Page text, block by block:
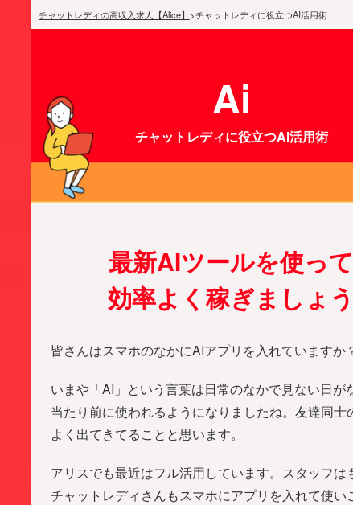
チャットレディの高収入求人【Alice】 >チャットレディに役立つAI活用術
Ai
チャットレディに役立つAI活用術
最新AIツールを使って
効率よく稼ぎましょう
皆さんはスマホのなかにAIアプリを入れていますか
いまや「AI」という言葉は日常のなかで見ない日が
当たり前に使われるようになりましたね。友達同士
よく出てきてることと思います。
アリスでも最近はフル活用しています。スタッフは
チャットレディさんもスマホにアプリを入れて使い